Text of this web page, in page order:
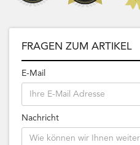
FRAGEN ZUM ARTIKEL
E-Mail
Nachricht